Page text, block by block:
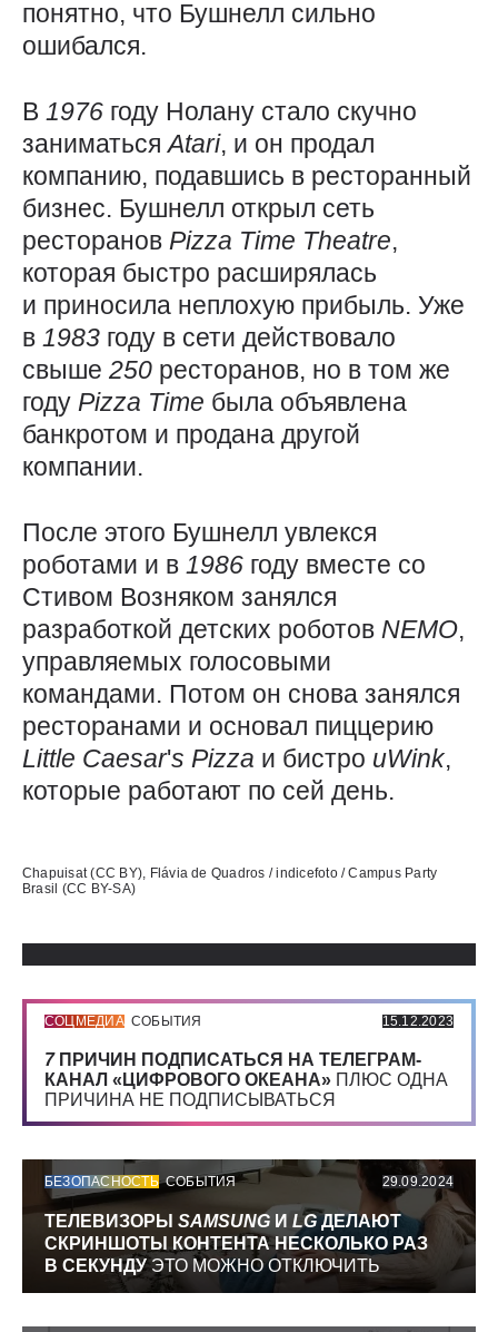
понятно, что Бушнелл сильно
ошибался.
В 1976 году Нолану стало скучно
заниматьсяAtari, и он продал
компанию, подавшись в ресторанный
бизнес. Бушнелл открыл сеть
ресторанов Pizza Time Theatre,
которая быстро расширялась
и приносила неплохую прибыль. Уже
в 1983 году в сети действовало
свыше 250 ресторанов, но в том же
году Pizza Time была объявлена
банкротом и продана другой
компании.
После этого Бушнелл увлекся
роботами и в 1986 году вместе со
Стивом Возняком занялся
разработкой детских роботов NEMO,
управляемых голосовыми
командами. Потом он снова занялся
ресторанами и основал пиццерию
Little Caesar's Pizza и бистро uWink,
которые работают по сей день.
Использованные источники:
Chapuisat (CC BY), Flávia de Quadros / indicefoto / Campus Party
Brasil (CC BY-SA)
СОЦМЕДИА СОБЫТИЯ 15.12.2023
7 ПРИЧИН ПОДПИСАТЬСЯ НА ТЕЛЕГРАМ-
КАНАЛ «ЦИФРОВОГО ОКЕАНА» ПЛЮС ОДНА
ПРИЧИНА НЕ ПОДПИСЫВАТЬСЯ
БЕЗОПАСНОСТЬ СОБЫТИЯ 29.09.2024
ТЕЛЕВИЗОРЫ SAMSUNG И LGДЕЛАЮТ
СКРИНШОТЫ КОНТЕНТА НЕСКОЛЬКО РАЗ
В СЕКУНДУЭТО МОЖНО ОТКЛЮЧИТЬ